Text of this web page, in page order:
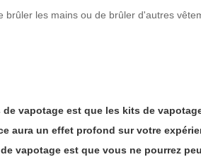
les mains ou de brûler d'autres
vapotage est que les kits de
aura un effet profond sur votre
vapotage est que vous ne pourrez